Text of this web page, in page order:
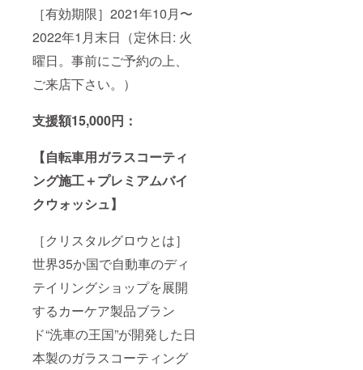
［有効期限］2021年10月〜
2022年1月末日（定休日: 火
曜日。事前にご予約の上、
ご来店下さい。）
支援額15,000円：
【自転車用ガラスコーティ
ング施工＋プレミアムバイ
クウォッシュ】
［クリスタルグロウとは］
世界35か国で自動車のディ
テイリングショップを展開
するカーケア製品ブラン
ド“洗車の王国”が開発した日
本製のガラスコーティング